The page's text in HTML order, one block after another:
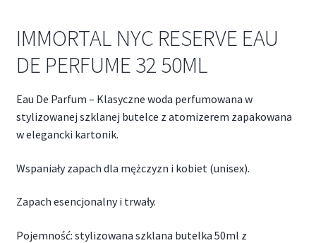
IMMORTAL NYC RESERVE EAU
DE PERFUME 32 50ML
Eau De Parfum – Klasyczne woda perfumowana w
stylizowanej szklanej butelce z atomizerem zapakowana
w elegancki kartonik.
Wspaniały zapach dla mężczyzn i kobiet (unisex).
Zapach esencjonalny i trwały.
Pojemność: stylizowana szklana butelka 50ml z